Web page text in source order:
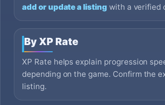
add or update a listing with a verified
By XP Rate
XP Rate helps explain progression
depending on the game. Confirm the
listing.